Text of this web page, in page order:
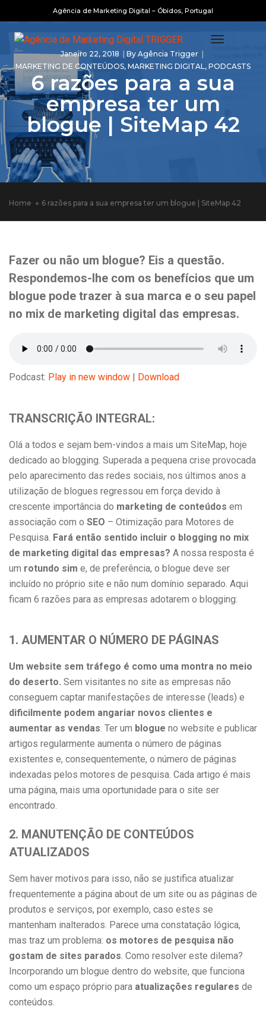
Agência de Marketing Digital – Óbidos, Portugal
Toggle
Janeiro 22, 2018 By Agência Trigger
MARKETING DE CONTEÚDOS, MARKETING DIGITAL, PODCASTS
6 razões para a sua
empresa ter um
blogue | SiteMap 42
Home 6 razões para a sua empresa ter um blogue | SiteMap 42
Fazer ou não um blogue? Eis a questão.
Respondemos-lhe com os benefícios que um
blogue pode trazer à sua marca e o seu papel
no mix de marketing digital das empresas.
Podcast: Play in new window | Download
TRANSCRIÇÃO INTEGRAL:
Olá a todos e sejam bem-vindos a mais um SiteMap, hoje
dedicado ao blogging. Superada a pequena crise provocada
pelo aparecimento das redes sociais, nos últimos anos a
utilização de blogues regressou em força devido à
crescente importância do marketing de conteúdos em
associação com o SEO – Otimização para Motores de
Pesquisa. Fará então sentido incluir o blogging no mix
de marketing digital das empresas? A nossa resposta é
um rotundo sim e, de preferência, o blogue deve ser
incluído no próprio site e não num domínio separado. Aqui
ficam 6 razões para as empresas adotarem o blogging:
1. AUMENTAR O NÚMERO DE PÁGINAS
Um website sem tráfego é como uma montra no meio
do deserto. Sem visitantes no site as empresas não
conseguem captar manifestações de interesse (leads) e
dificilmente podem angariar novos clientes e
aumentar as vendas. Ter um blogue no website e publicar
artigos regularmente aumenta o número de páginas
existentes e, consequentemente, o número de páginas
indexadas pelos motores de pesquisa. Cada artigo é mais
uma página, mais uma oportunidade para o site ser
encontrado.
2. MANUTENÇÃO DE CONTEÚDOS
ATUALIZADOS
Sem haver motivos para isso, não se justifica atualizar
frequentemente a página about de um site ou as páginas de
produtos e serviços, por exemplo, caso estes se
mantenham inalterados. Parece uma constatação lógica,
mas traz um problema: os motores de pesquisa não
gostam de sites parados. Como resolver este dilema?
Incorporando um blogue dentro do website, que funciona
como um espaço próprio para atualizações regulares de
conteúdos.